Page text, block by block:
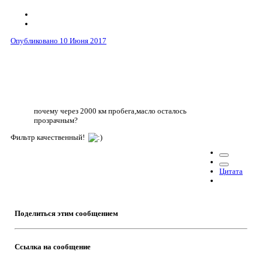
Опубликовано 10 Июня 2017
почему через 2000 км пробега,масло осталось
прозрачным?
Фильтр качественный!
Цитата
Поделиться этим сообщением
Ссылка на сообщение